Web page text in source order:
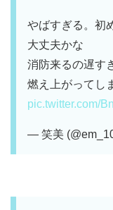
やばすぎる。初
大丈夫かな
消防来るの遅す
燃え上がってし
pic.twitter.com/
— 笑美